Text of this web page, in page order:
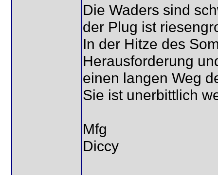
Die Waders sind
der Plug ist
In der Hitze des
Herausforderung
einen langen Weg
Sie ist unerbittlich
Mfg
Diccy